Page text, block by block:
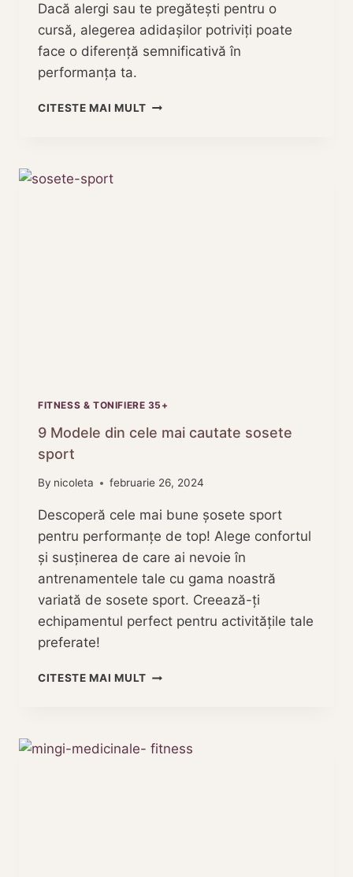
Dacă alergi sau te pregătești pentru o
cursă, alegerea adidașilor potriviți poate
face o diferență semnificativă în
performanța ta.
CITESTE MAI MULTADIDAS
FITNESS & TONIFIERE 35+
9 Modele din cele mai cautate sosete
sport
By nicoleta februarie 26, 2024
Descoperă cele mai bune șosete sport
pentru performanțe de top! Alege confortul
și susținerea de care ai nevoie în
antrenamentele tale cu gama noastră
variată de sosete sport. Creează-ți
echipamentul perfect pentru activitățile tale
preferate!
CITESTE MAI MULT9
MAI
CAUTATE